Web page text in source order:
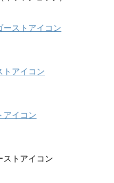
ーストアイコン
トアイコン
アイコン
ストアイコン